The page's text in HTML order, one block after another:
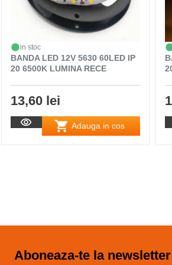
in stoc
BANDA LED 12V 5630 60LED IP
20 6500K LUMINA RECE
13,60 lei
Adauga in cos
Aboneaza-te la newsletter